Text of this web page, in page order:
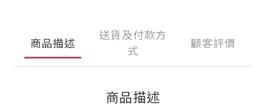
商品描述
送貨及付款方
式
顧客評價
商品描述